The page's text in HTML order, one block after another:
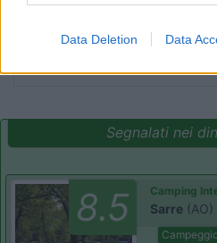
Data Deletion Data
Segnalati nei
8.5 Camping
Sarre (AO)